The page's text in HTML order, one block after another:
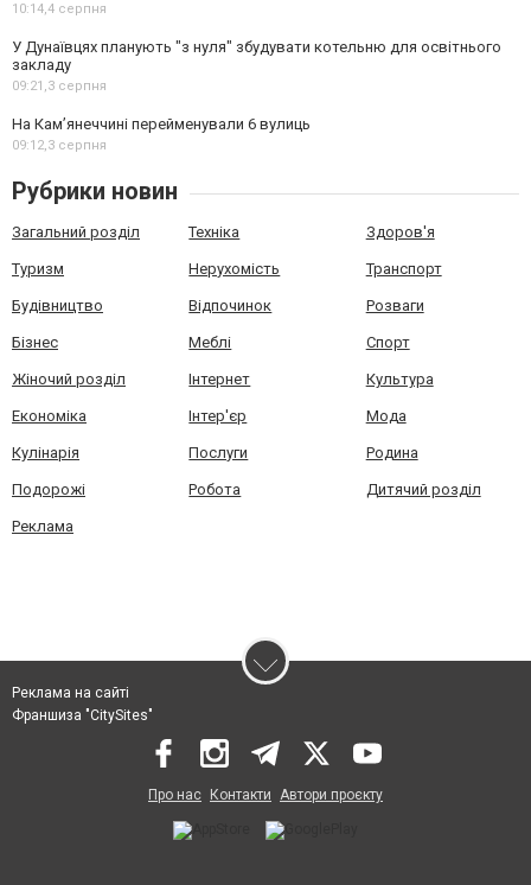
10:14,4 серпня
У Дунаївцях планують "з нуля" збудувати котельню для освітнього
закладу
09:21,3 серпня
На Камʼянеччині перейменували 6 вулиць
09:12,3 серпня
Рубрики новин
Загальний розділ Техніка Здоров'я
Туризм Нерухомість Транспорт
Будівництво Відпочинок Розваги
Бізнес Меблі Спорт
Жіночий розділ Інтернет Культура
Економіка Інтер'єр Мода
Кулінарія Послуги Родина
Подорожі Робота Дитячий розділ
Реклама
Реклама на сайті
Франшиза "CitySites"
Про нас Контакти Автори проєкту